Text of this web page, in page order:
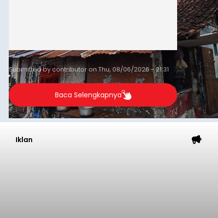
Submitted bycontributoronThu, 08/06/2026 - 21:31
Baca Selengkapnya
Iklan